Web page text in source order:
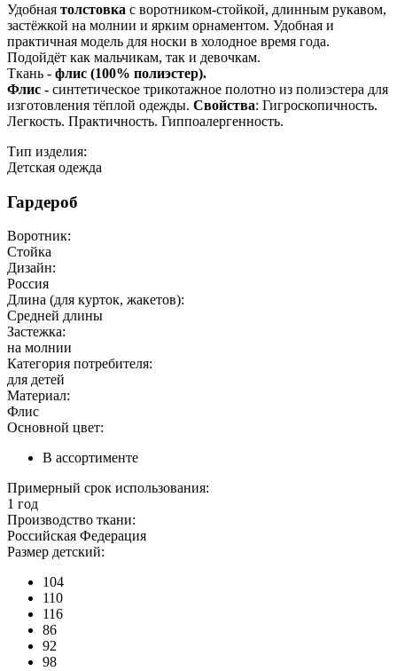
Удобная толстовка с воротником-стойкой, длинным рукавом,
застёжкой на молнии и ярким орнаментом. Удобная и
практичная модель для носки в холодное время года.
Подойдёт как мальчикам, так и девочкам.
Ткань - флис (100% полиэстер).
Флис - синтетическое трикотажное полотно из полиэстера для
изготовления тёплой одежды. Свойства: Гигроскопичность.
Легкость. Практичность. Гиппоалергенность.
Тип изделия:
Детская одежда
Гардероб
Воротник:
Стойка
Дизайн:
Россия
Длина (для курток, жакетов):
Средней длины
Застежка:
на молнии
Категория потребителя:
для детей
Материал:
Флис
Основной цвет:
В ассортименте
Примерный срок использования:
1 год
Производство ткани:
Российская Федерация
Размер детский:
104
110
116
86
92
98